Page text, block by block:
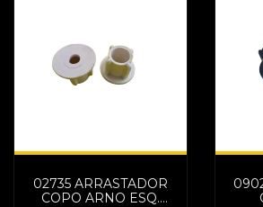
02735 ARRASTADOR
COPO ARNO ESQ.